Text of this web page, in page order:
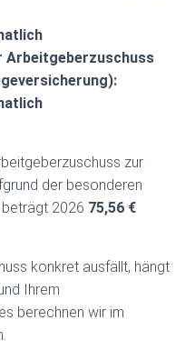
Arbeitgeberzuschuss
zur
der besonderen
2026 75,56 €
konkret ausfällt, hängt
Ihrem
berechnen wir im